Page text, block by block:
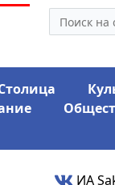
депутат Ил
сапоге»
ИА